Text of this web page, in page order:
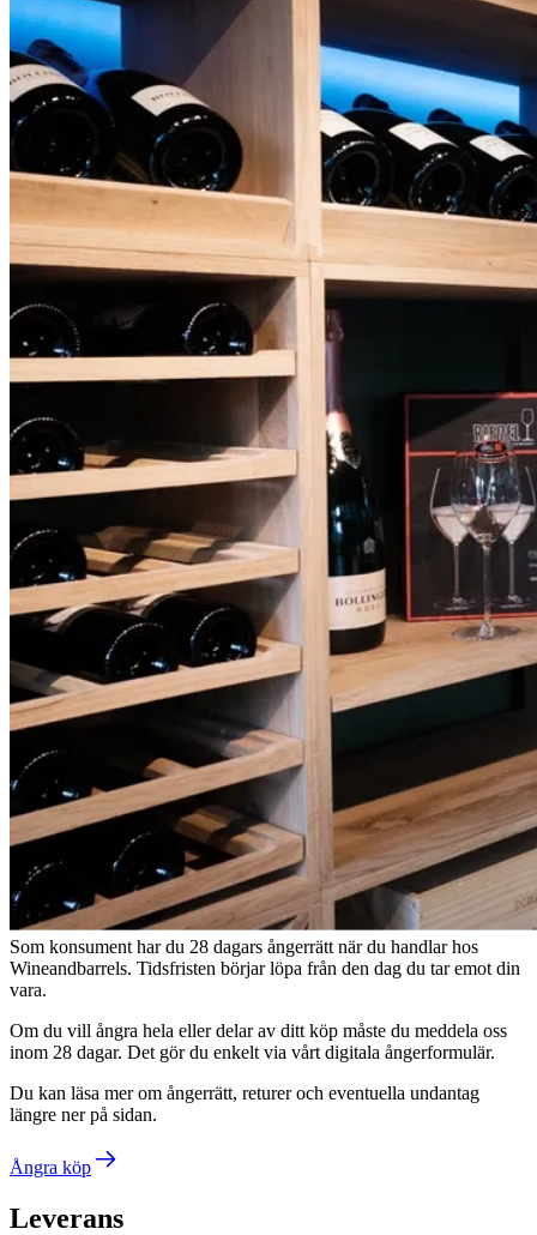
Leverans och retur av varor
Vill du utnyttja din ångerrätt?
Som konsument har du 28 dagars ångerrätt när du handlar hos
Wineandbarrels. Tidsfristen börjar löpa från den dag du tar emot din
vara.
Om du vill ångra hela eller delar av ditt köp måste du meddela oss
inom 28 dagar. Det gör du enkelt via vårt digitala ångerformulär.
Du kan läsa mer om ångerrätt, returer och eventuella undantag
längre ner på sidan.
Ångra köp
Leverans